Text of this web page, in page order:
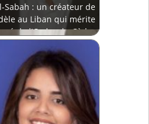
Sabah : un créateur de
au Liban qui mérite
de l'Ordre du Cèdre